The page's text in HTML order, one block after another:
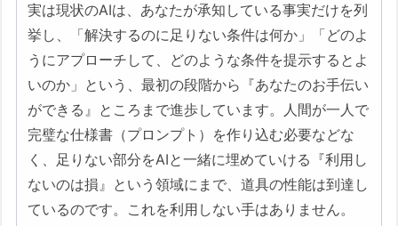
実は現状のAIは、あなたが承知している事実だけを列
挙し、「解決するのに足りない条件は何か」「どのよ
うにアプローチして、どのような条件を提示するとよ
いのか」という、最初の段階から『あなたのお手伝い
ができる』ところまで進歩しています。人間が一人で
完璧な仕様書（プロンプト）を作り込む必要などな
く、足りない部分をAIと一緒に埋めていける『利用し
ないのは損』という領域にまで、道具の性能は到達し
ているのです。これを利用しない手はありません。